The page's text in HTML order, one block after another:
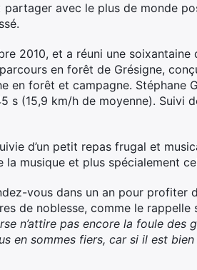
avec le plus de monde
2010, et a réuni une
en forêt de Grésigne,
en forêt et campagne. Stéphane
s (15,9 km/h de moyenne). Suivi
d’un petit repas frugal et
musique et plus spécialement
vous dans un an pour profiter
de noblesse, comme le rappelle
n’attire pas encore la foule des
en sommes fiers, car si il est